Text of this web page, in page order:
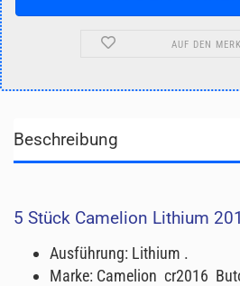
AUF DEN
Beschreibung
5 Stück Camelion Lithium
Ausführung: Lithium .
Marke: Camelion cr2016